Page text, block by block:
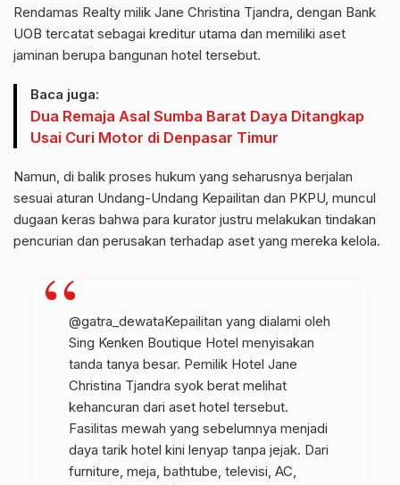
Rendamas Realty milik Jane Christina Tjandra, dengan Bank
UOB tercatat sebagai kreditur utama dan memiliki aset
jaminan berupa bangunan hotel tersebut.
Baca juga:
Dua Remaja Asal Sumba Barat Daya Ditangkap
Usai Curi Motor di Denpasar Timur
Namun, di balik proses hukum yang seharusnya berjalan
sesuai aturan Undang-Undang Kepailitan dan PKPU, muncul
dugaan keras bahwa para kurator justru melakukan tindakan
pencurian dan perusakan terhadap aset yang mereka kelola.
@gatra_dewataKepailitan yang dialami oleh
Sing Kenken Boutique Hotel menyisakan
tanda tanya besar. Pemilik Hotel Jane
Christina Tjandra syok berat melihat
kehancuran dari aset hotel tersebut.
Fasilitas mewah yang sebelumnya menjadi
daya tarik hotel kini lenyap tanpa jejak. Dari
furniture, meja, bathtube, televisi, AC,